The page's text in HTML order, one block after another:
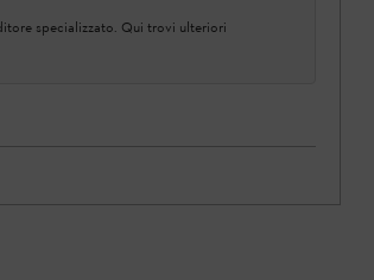
specializzato. Qui trovi ulteriori